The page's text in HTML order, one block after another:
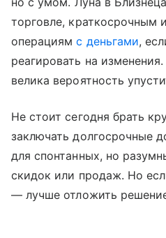
торговле, краткосрочным
операциямс деньгами,
реагировать на
велика вероятность
Не стоит сегодня брать
заключать долгосрочные
для спонтанных, но
скидок или продаж. Но
— лучше отложить